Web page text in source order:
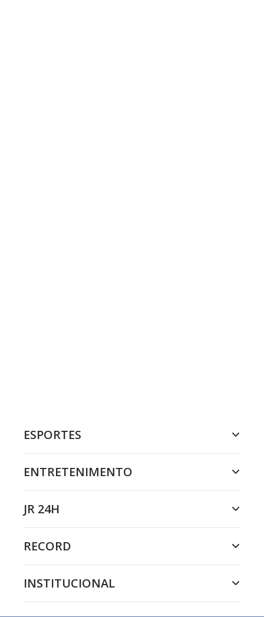
ESPORTES
ENTRETENIMENTO
JR 24H
RECORD
INSTITUCIONAL